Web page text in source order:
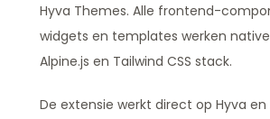
Hyva Themes. Alle frontend-
widgets en templates werken
Alpine.js en Tailwind CSS stack.
De extensie werkt direct op Hyva